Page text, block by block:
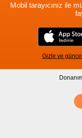
Mobil tarayıcınız ile
Gizle ve